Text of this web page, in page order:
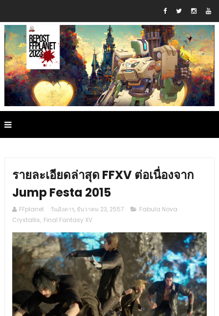
รายละเอียดล่าสุด FFXV ต่อเนื่องจาก
Jump Festa 2015
FFplanet วันอังคาร, ธันวาคม 23, 2557
Fabula Nova
Crystallis, Final Fantasy XV